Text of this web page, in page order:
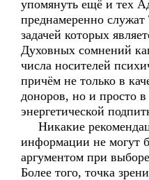
упомянуть ещё и тех
преднамеренно
задачей которых
Духовных сомнений
числа носителей
причём не только в
доноров, но и просто в
энергетической
Никакие
информации не могут
аргументом при
Более того, точка